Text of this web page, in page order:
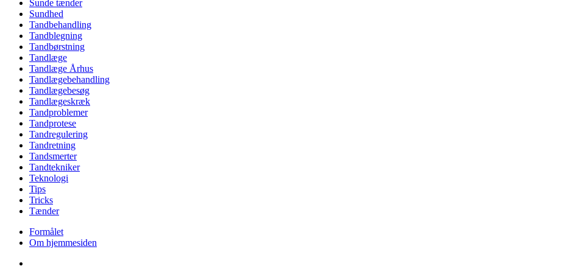
Sunde tænder
Sundhed
Tandbehandling
Tandblegning
Tandbørstning
Tandlæge
Tandlæge Århus
Tandlægebehandling
Tandlægebesøg
Tandlægeskræk
Tandproblemer
Tandprotese
Tandregulering
Tandretning
Tandsmerter
Tandtekniker
Teknologi
Tips
Tricks
Tænder
Formålet
Om hjemmesiden